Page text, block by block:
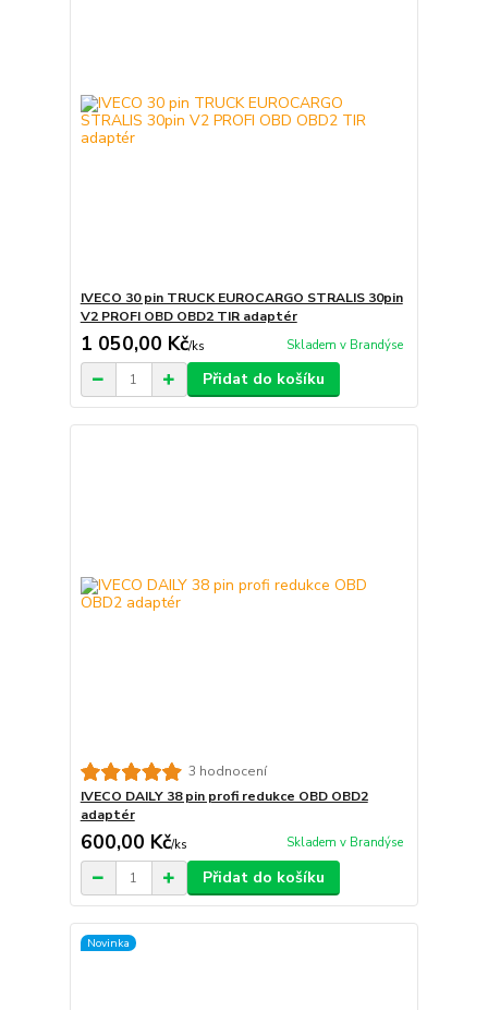
IVECO 30 pin TRUCK EUROCARGO STRALIS 30pin
V2 PROFI OBD OBD2 TIR adaptér
1 050,00 Kč/ks Skladem v Brandýse
Přidat do košíku
3 hodnocení
IVECO DAILY 38 pin profi redukce OBD OBD2
adaptér
600,00 Kč/ks Skladem v Brandýse
Přidat do košíku
Novinka